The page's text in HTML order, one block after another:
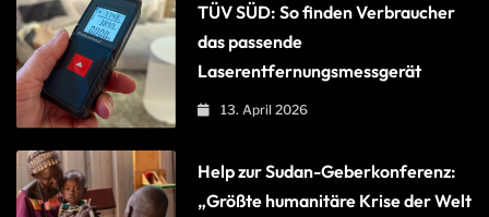
TÜV SÜD: So finden Verbraucher
das passende
Laserentfernungsmessgerät
13. April 2026
Help zur Sudan-Geberkonferenz:
„Größte humanitäre Krise der Welt